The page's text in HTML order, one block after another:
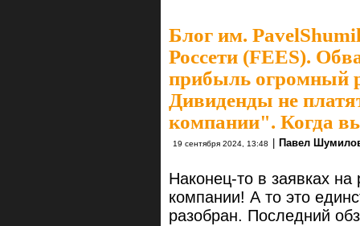
Блог им.
Россети (FEES).
прибыль огромный
Дивиденды не
компании". Когда
19 сентября 2024, 13:48 Павел
Наконец-то в заявках
компании! А то это
разобран. Последний